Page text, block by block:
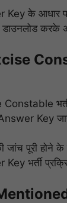
के आधार पर
करके
Key जारी
जांच पूरी
भर्ती